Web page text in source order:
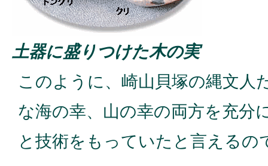
土器に盛りつけた木の実
このように、崎山貝塚の縄文人
な海の幸、山の幸の両方を充分
と技術をもっていたと言えるの